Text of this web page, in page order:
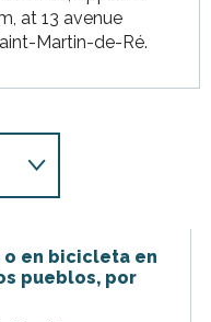
at 13 avenue
Martin-de-Ré.
en bicicleta en
pueblos, por